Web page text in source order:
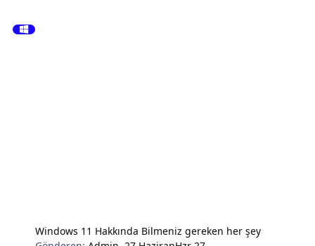
Windows 11 Hakkında Bilmeniz gereken her şey